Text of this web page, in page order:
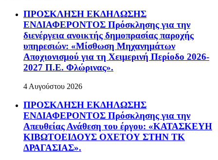
ΠΡΟΣΚΛΗΣΗ ΕΚΔΗΛΩΣΗΣ
ΕΝΔΙΑΦΕΡΟΝΤΟΣ Πρόσκλησης για την
διενέργεια ανοικτής δημοπρασίας παροχής
υπηρεσιών: «Μίσθωση Μηχανημάτων
Αποχιονισμού για τη Χειμερινή Περίοδο 2026-
2027 Π.Ε. Φλώρινας».
4 Αυγούστου 2026
ΠΡΟΣΚΛΗΣΗ ΕΚΔΗΛΩΣΗΣ
ΕΝΔΙΑΦΕΡΟΝΤΟΣ Πρόσκλησης για την
Απευθείας Ανάθεση του έργου: «ΚΑΤΑΣΚΕΥΗ
ΚΙΒΩΤΟΕΙΔΟΥΣ ΟΧΕΤΟΥ ΣΤΗΝ ΤΚ
ΔΡΑΓΑΣΙΑΣ».